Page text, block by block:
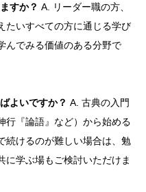
すか？ A. リーダー職の方、
たいすべての方に通じる学び
んでみる価値のある分野で
よいですか？ A. 古典の入門
行『論語』など）から始める
続けるのが難しい場合は、勉
に学ぶ場もご検討いただけま